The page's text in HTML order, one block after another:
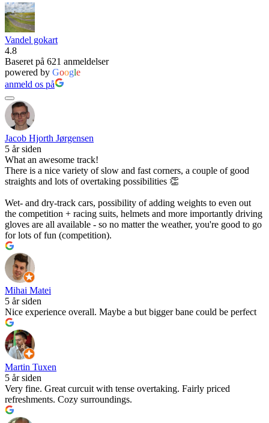
Vandel gokart
4.8
Baseret på 621 anmeldelser
powered by Google
anmeld os på
Jacob Hjorth Jørgensen
5 år siden
What an awesome track!
There is a nice variety of slow and fast corners, a couple of good
straights and lots of overtaking possibilities 👏
Wet- and dry-track cars, possibility of adding weights to even out
the competition + racing suits, helmets and more importantly driving
gloves are all available - so no matter the weather, you're good to go
for lots of fun (competition).
Mihai Matei
5 år siden
Nice experience overall. Maybe a but bigger bane could be perfect
Martin Tuxen
5 år siden
Very fine. Great curcuit with tense overtaking. Fairly priced
refreshments. Cozy surroundings.